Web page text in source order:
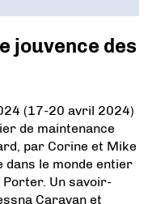
jouvence des
(17-20 avril 2024)
de maintenance
par Corine et Mike
dans le monde entier
Un savoir-
Caravan et